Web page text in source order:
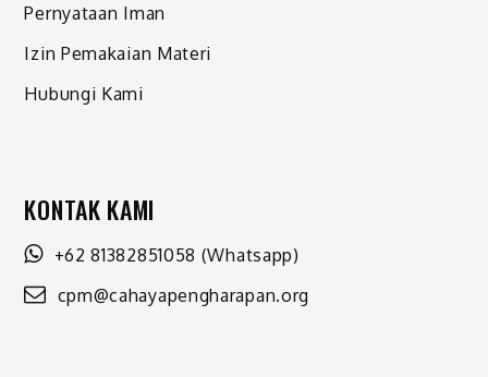
Pernyataan Iman
Izin Pemakaian Materi
Hubungi Kami
KONTAK KAMI
+62 81382851058 (Whatsapp)
cpm@cahayapengharapan.org